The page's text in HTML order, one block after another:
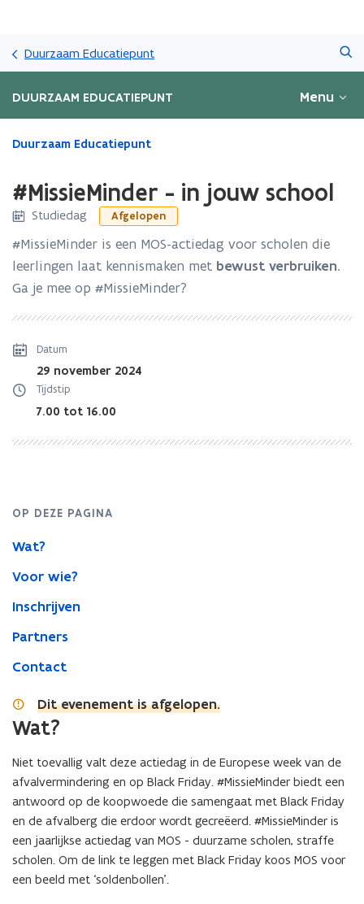
gaan
Duurzaam Educatiepunt
DUURZAAM EDUCATIEPUNT Menu
Gedaan
bevindt
op:
#MissieMinder
jouw
Duurzaam Educatiepunt
#MissieMinder - in jouw school
Studiedag Afgelopen
#MissieMinder is een MOS-actiedag voor scholen die
leerlingen laat kennismaken met bewust verbruiken.
Ga je mee op #MissieMinder?
Datum
29 november 2024
Tijdstip
7.00 tot 16.00
OP DEZE PAGINA
Wat?
Voor wie?
Inschrijven
Partners
Contact
Dit evenement is afgelopen.
Wat?
Niet toevallig valt deze actiedag in de Europese week van de
afvalvermindering en op Black Friday. #MissieMinder biedt een
antwoord op de koopwoede die samengaat met Black Friday
en de afvalberg die erdoor wordt gecreëerd. #MissieMinder is
een jaarlijkse actiedag van MOS - duurzame scholen, straffe
scholen. Om de link te leggen met Black Friday koos MOS voor
een beeld met ‘soldenbollen’.